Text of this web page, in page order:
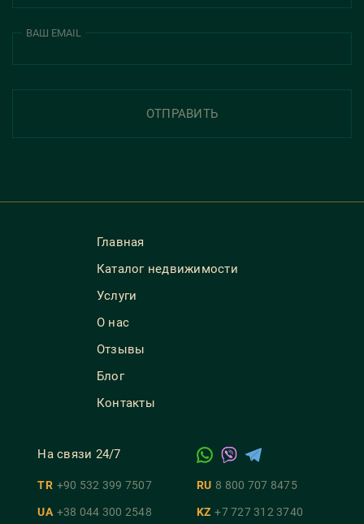
ВАШ EMAIL
ОТПРАВИТЬ
Главная
Каталог недвижимости
Услуги
О нас
Отзывы
Блог
Контакты
На связи 24/7
TR +90 532 399 7507 RU 8 800 707 8475
UA +38 044 300 2548 KZ +7 727 312 3740